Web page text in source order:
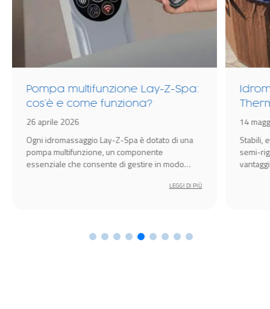
Pompa multifunzione Lay-Z-Spa:
cos’è e come funziona?
26 aprile 2026
Ogni idromassaggio Lay-Z-Spa è dotato di una
pompa multifunzione, un componente
essenziale che consente di gestire in modo
della spa: riscaldamento dell’acqua, filtraggio,
LEGGI DI PIÙ
14
Stabili,
semi-